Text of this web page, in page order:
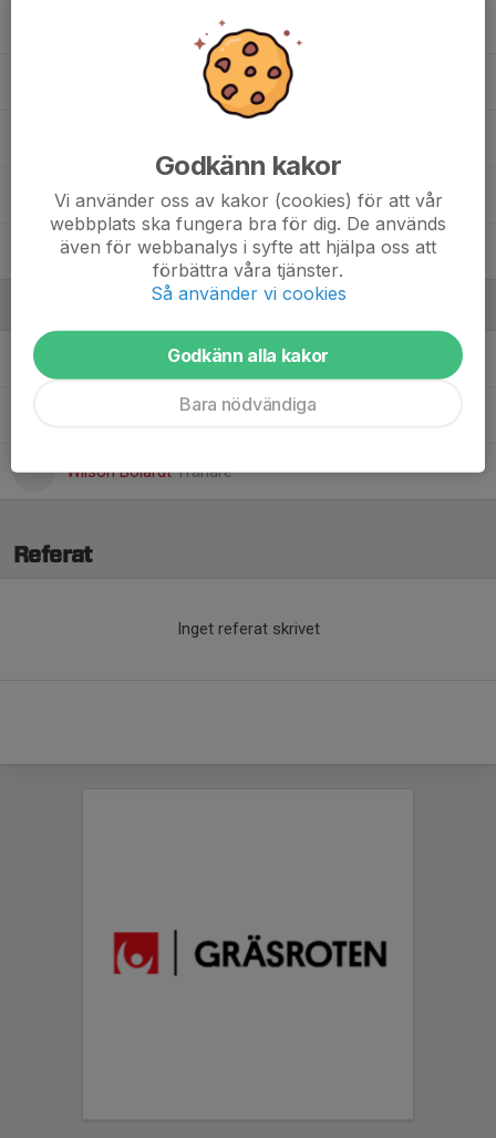
Esmeralda Larsson
Maja Schander
Zara Knezevic
Hanna GrundströmAssisterande tränare, webb-admin
Assisterande tränare
Wilson BoiardtTränare
Referat
Inget referat skrivet
Godkänn kakor
Vi använder oss av kakor (cookies) för att vår
webbplats ska fungera bra för dig. De används
även för webbanalys i syfte att hjälpa oss att
förbättra våra tjänster.
Så använder vi cookies
Godkänn alla kakor
Bara nödvändiga